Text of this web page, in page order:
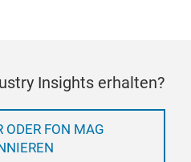
Insights erhalten?
ODER FON MAG